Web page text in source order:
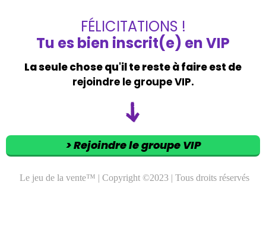
FÉLICITATIONS !
Tu es bien inscrit(e) en VIP
La seule chose qu'il te reste à faire est de
rejoindre le groupe VIP.
> Rejoindre le groupe VIP
Le jeu de la vente™ | Copyright ©2023 | Tous droits réservés